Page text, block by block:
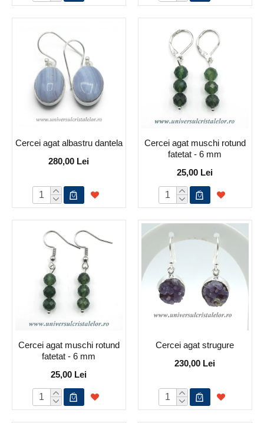
Cercei agat albastru dantela
280,00 Lei
Cercei agat muschi rotund
fatetat - 6 mm
25,00 Lei
Cercei agat muschi rotund
fatetat - 6 mm
25,00 Lei
Cercei agat strugure
230,00 Lei